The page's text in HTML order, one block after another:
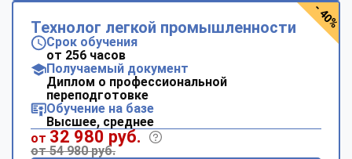
Технолог легкой промышленности
Срок обучения
от 256 часов
Получаемый документ
Диплом о профессиональной
переподготовке
Обучение на базе
Высшее, среднее
от 32 980 руб.
от 54 980 руб.
- 40%